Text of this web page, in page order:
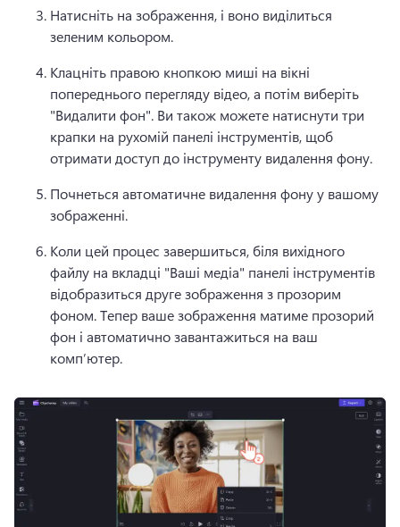
Натисніть на зображення, і воно виділиться
зеленим кольором.
Клацніть правою кнопкою миші на вікні
попереднього перегляду відео, а потім виберіть
"Видалити фон". Ви також можете натиснути три
крапки на рухомій панелі інструментів, щоб
отримати доступ до інструменту видалення фону.
Почнеться автоматичне видалення фону у вашому
зображенні.
Коли цей процес завершиться, біля вихідного
файлу на вкладці "Ваші медіа" панелі інструментів
відобразиться друге зображення з прозорим
фоном. Тепер ваше зображення матиме прозорий
фон і автоматично завантажиться на ваш
комп’ютер.